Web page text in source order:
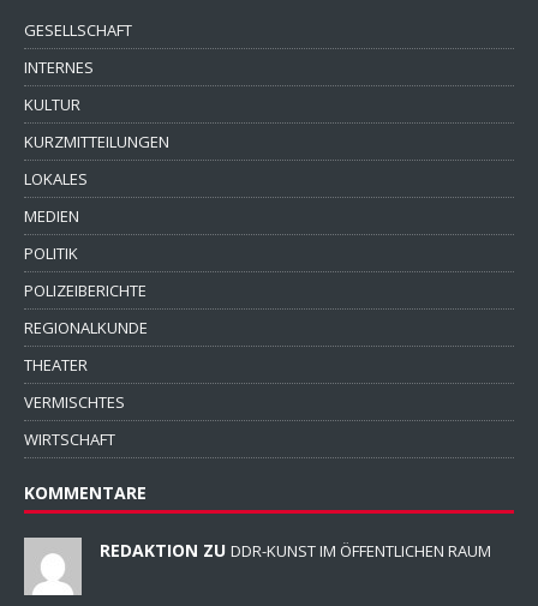
GESELLSCHAFT
INTERNES
KULTUR
KURZMITTEILUNGEN
LOKALES
MEDIEN
POLITIK
POLIZEIBERICHTE
REGIONALKUNDE
THEATER
VERMISCHTES
WIRTSCHAFT
KOMMENTARE
REDAKTION ZU DDR-KUNST IM ÖFFENTLICHEN RAUM